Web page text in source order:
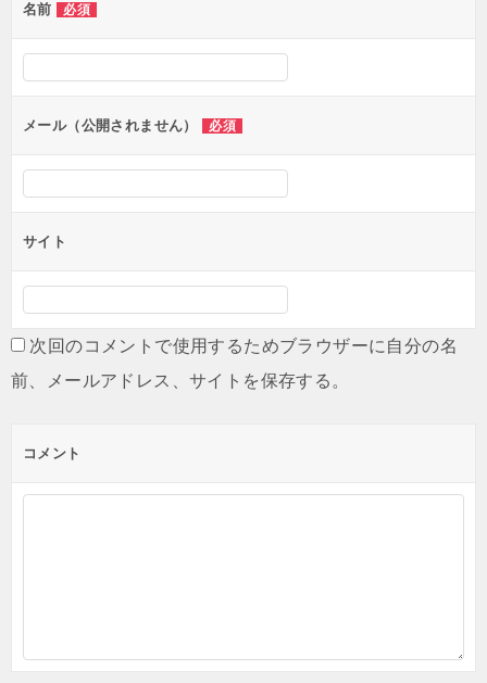
ー
シ
ン
名前 必須
メール（公開されません） 必須
サイト
次回のコメントで使用するためブラウザーに自分の名
前、メールアドレス、サイトを保存する。
コメント